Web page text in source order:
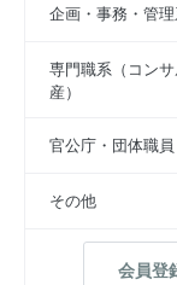
企画・事務・管
専門職系（コン
産）
官公庁・団体職
その他
会員登